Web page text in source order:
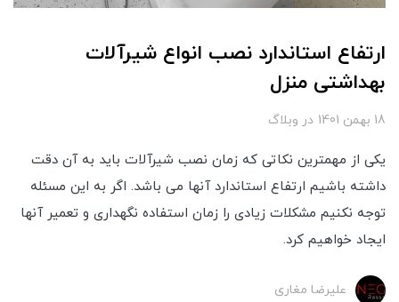
ارتفاع استاندارد نصب انواع شیرآلات
بهداشتی منزل
18 بهمن 1401 در وبلاگ
یکی از مهمترین نکاتی که زمان نصب شیرآلات باید به آن دقت
داشته باشیم ارتفاع استاندارد آنها می باشد. اگر به این مسئله
توجه نکنیم مشکلات زیادی را زمان استفاده نگهداری و تعمیر آنها
ایجاد خواهیم کرد.
علیرضا مغاری